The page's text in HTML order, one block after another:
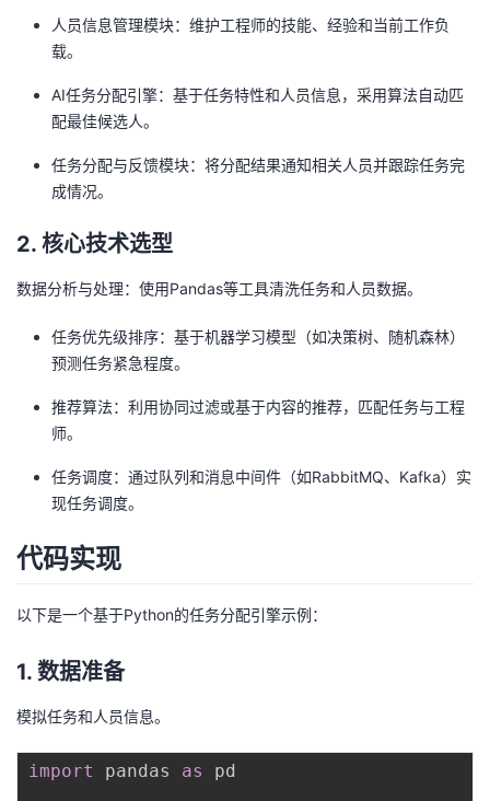
注
发
的
课
程
我
的
认
我
的
验
我
收
藏
Programs
的
我
技
术
支
的
云
声
议
人员信息管理模块：维护工程师的技能、经验和当前工作负
载。
AI任务分配引擎：基于任务特性和人员信息，采用算法自动匹
配最佳候选人。
任务分配与反馈模块：将分配结果通知相关人员并跟踪任务完
成情况。
2. 核心技术选型
数据分析与处理：使用Pandas等工具清洗任务和人员数据。
任务优先级排序：基于机器学习模型（如决策树、随机森林）
预测任务紧急程度。
推荐算法：利用协同过滤或基于内容的推荐，匹配任务与工程
师。
任务调度：通过队列和消息中间件（如RabbitMQ、Kafka）实
现任务调度。
代码实现
以下是一个基于Python的任务分配引擎示例：
1. 数据准备
模拟任务和人员信息。
import pandas as pd